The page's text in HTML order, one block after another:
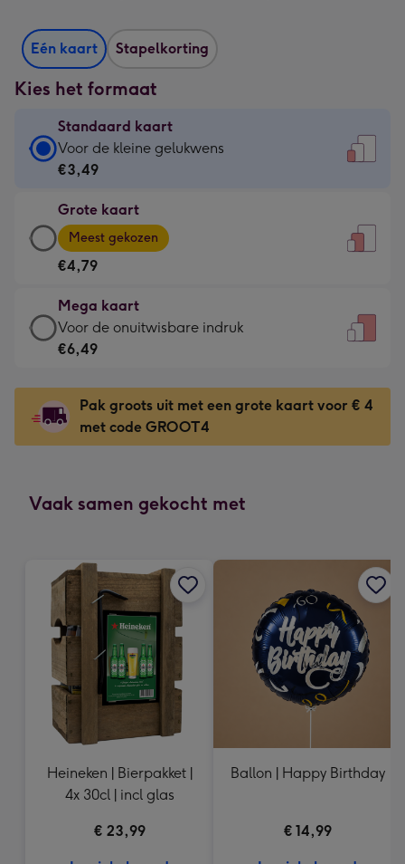
Eén kaart Stapelkorting
Kies het formaat
Standaard kaart
Standaard
kaart
€3,49
-
Voor
kleine
gelukwens
-
120
x
160
mm
Voor de kleine gelukwens
€3,49
Grote kaart
Grote
kaart
-
€4,79
-
Meest
gekozen
Dimensions:
167
x
Meest gekozen
€4,79
Mega kaart
Mega
kaart
€6,49
-
Voor
indruk
241
x
333
mm
Voor de onuitwisbare indruk
€6,49
Pak groots uit met een grote kaart voor € 4
met code GROOT4
Vaak samen gekocht met
Heineken | Bierpakket |
4x 30cl | incl glas
€ 23,99
Ballon | Happy Birthday
€ 14,99